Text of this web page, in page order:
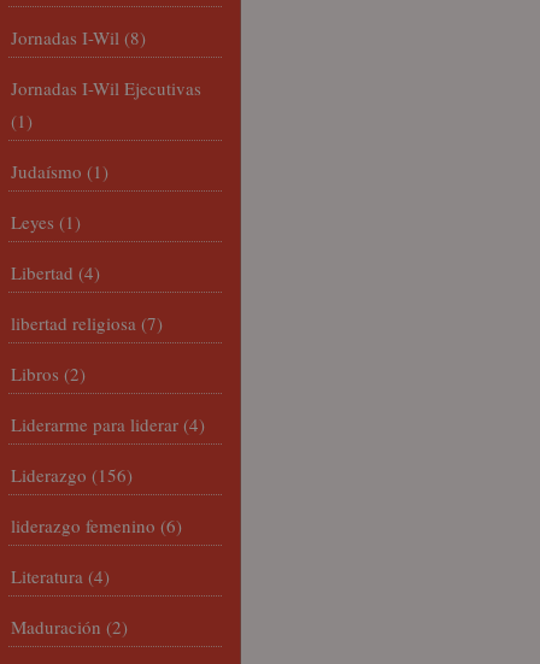
Jornadas I-Wil (8)
Jornadas I-Wil Ejecutivas
(1)
Judaísmo (1)
Leyes (1)
Libertad (4)
libertad religiosa (7)
Libros (2)
Liderarme para liderar (4)
Liderazgo (156)
liderazgo femenino (6)
Literatura (4)
Maduración (2)